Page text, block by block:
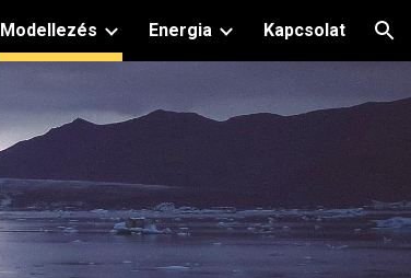
Modellezés Energia Kapcsolat